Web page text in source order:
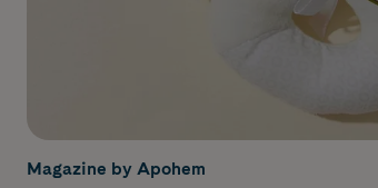
Magazine by Apohem